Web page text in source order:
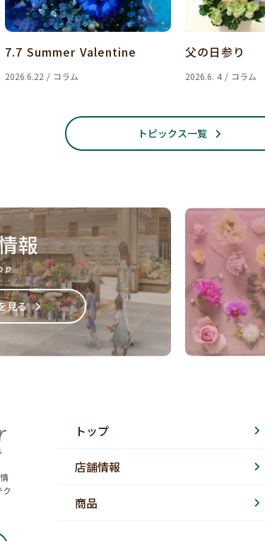
7.7 Summer Valentine
2026.6.22 / コラム
父の日参り
2026.6. 4 / コラム
トピックス一覧
報
見る
ク
トップ
店舗情報
商品